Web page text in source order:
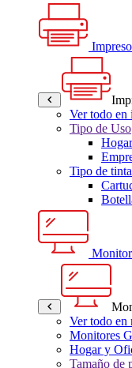
Ver todo en
Tipo de Uso
Hogar
Tipo de tinta
Ver todo en
Monitores
Hogar y
Tamaño de